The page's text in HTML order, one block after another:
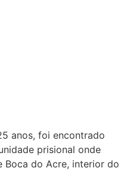
anos, foi encontrado
prisional onde
Boca do Acre, interior do